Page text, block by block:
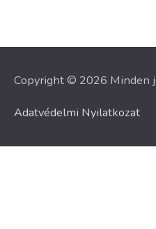
Copyright © 2026 Minden
Adatvédelmi Nyilatkozat